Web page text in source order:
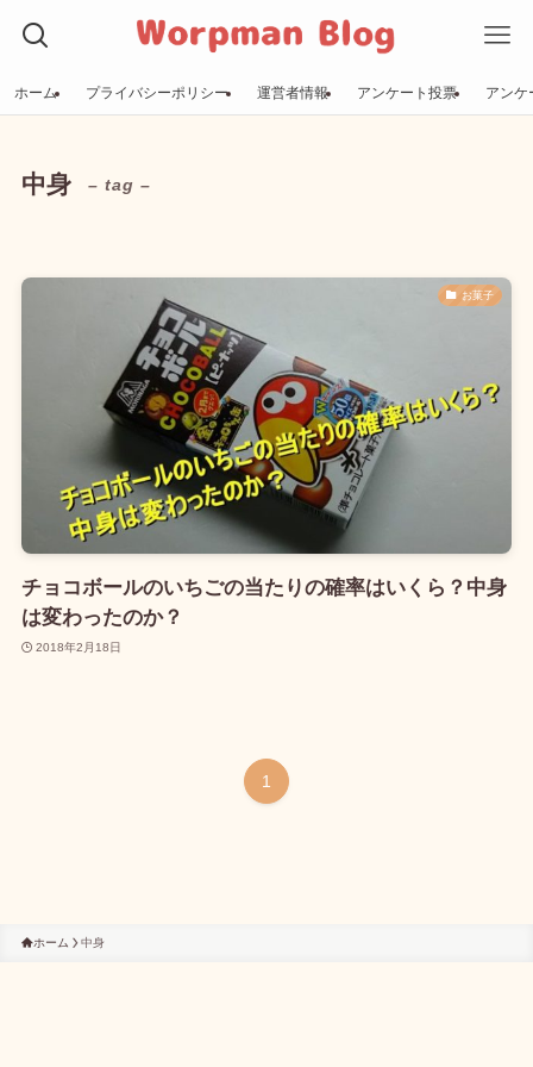
ホーム プライバシーポリシー 運営者情報 アンケート投票 アンケ
中身 – tag –
お菓子
チョコボールのいちごの当たりの確率はいくら？中身
は変わったのか？
2018年2月18日
1
ホーム 中身